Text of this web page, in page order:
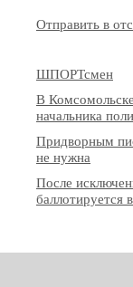
Отправить в
ШПОРТсмен
В
начальника
Придворным
не нужна
После
баллотируется